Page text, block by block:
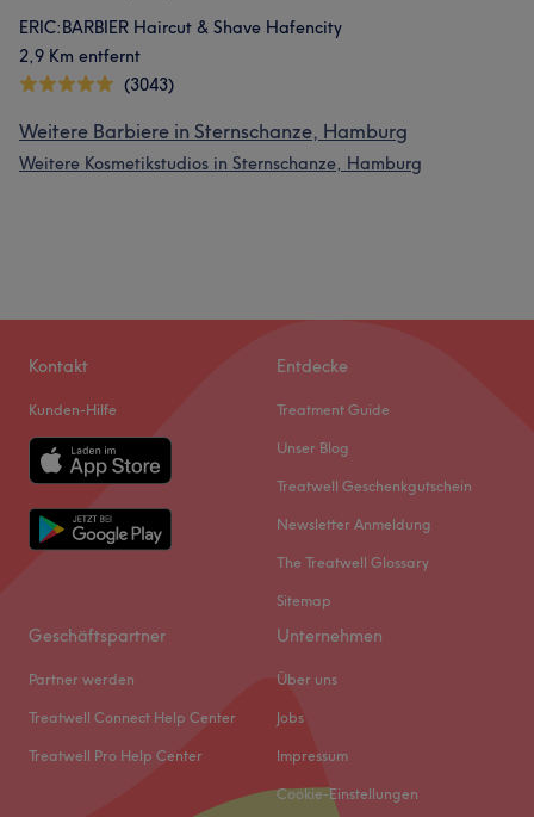
ERIC:BARBIER Haircut & Shave Hafencity
2,9 Km entfernt
(3043)
Weitere Barbiere in Sternschanze, Hamburg
Weitere Kosmetikstudios in Sternschanze, Hamburg
Kontakt
Kunden-Hilfe
Entdecke
Treatment Guide
Unser Blog
Treatwell Geschenkgutschein
Newsletter Anmeldung
The Treatwell Glossary
Sitemap
Geschäftspartner
Partner werden
Treatwell Connect Help Center
Treatwell Pro Help Center
Unternehmen
Über uns
Jobs
Impressum
Cookie-Einstellungen